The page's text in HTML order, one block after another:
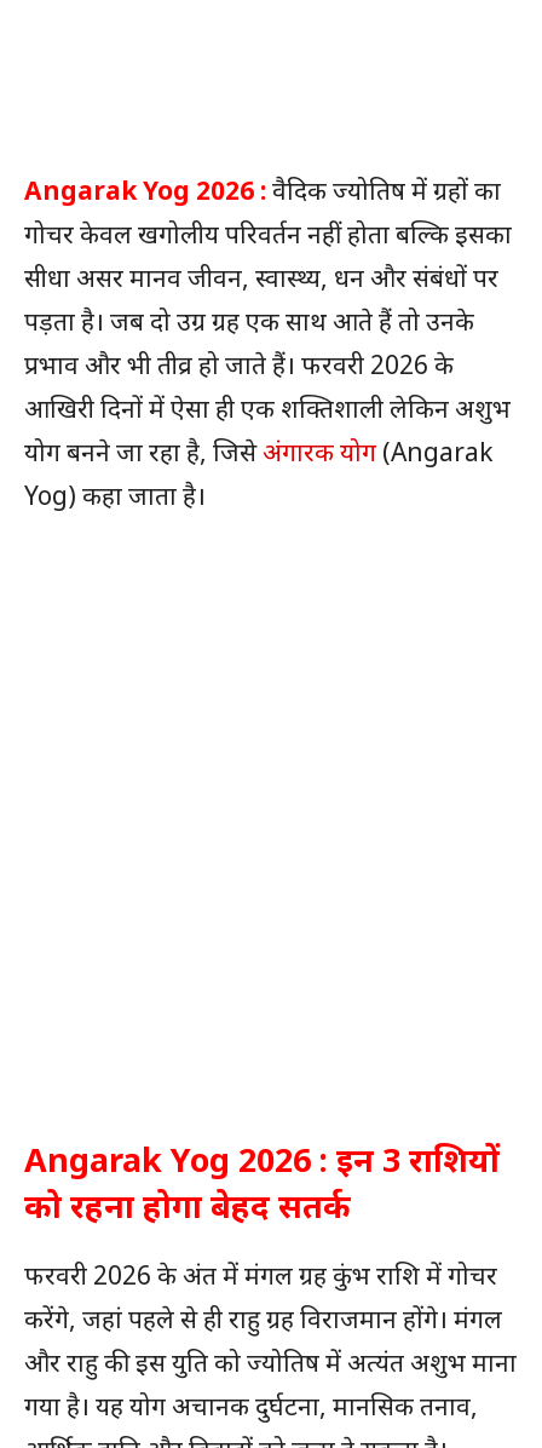
Angarak Yog 2026 :वैदिक ज्योतिष में ग्रहों का
गोचर केवल खगोलीय परिवर्तन नहीं होता बल्कि इसका
सीधा असर मानव जीवन, स्वास्थ्य, धन और संबंधों पर
पड़ता है। जब दो उग्र ग्रह एक साथ आते हैं तो उनके
प्रभाव और भी तीव्र हो जाते हैं। फरवरी 2026 के
आखिरी दिनों में ऐसा ही एक शक्तिशाली लेकिन अशुभ
योग बनने जा रहा है, जिसेअंगारक योग (Angarak
Yog) कहा जाता है।
Angarak Yog 2026 : इन 3 राशियों
को रहना होगा बेहद सतर्क
फरवरी 2026 के अंत में मंगल ग्रह कुंभ राशि में गोचर
करेंगे, जहां पहले से ही राहु ग्रह विराजमान होंगे। मंगल
और राहु की इस युति को ज्योतिष में अत्यंत अशुभ माना
गया है। यह योग अचानक दुर्घटना, मानसिक तनाव,